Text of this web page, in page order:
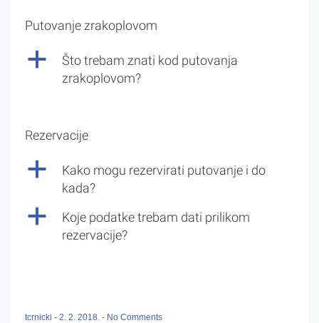
Putovanje zrakoplovom
a
Što trebam znati kod putovanja
zrakoplovom?
Rezervacije
a
Kako mogu rezervirati putovanje i do
kada?
a
Koje podatke trebam dati prilikom
rezervacije?
tcrnicki - 2. 2. 2018. - No Comments